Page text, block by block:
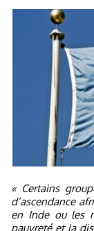
« Certains
d’ascendance
en Inde ou les
pauvreté et la